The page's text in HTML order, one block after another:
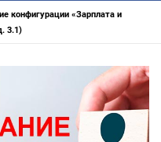
конфигурации «Зарплата и
3.1)